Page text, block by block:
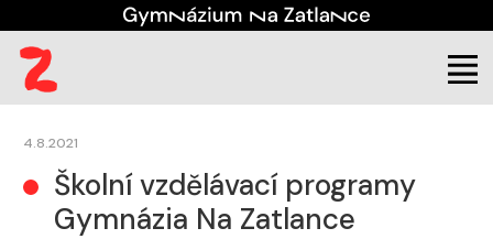
4.8.2021
Školní vzdělávací programy
Gymnázia Na Zatlance